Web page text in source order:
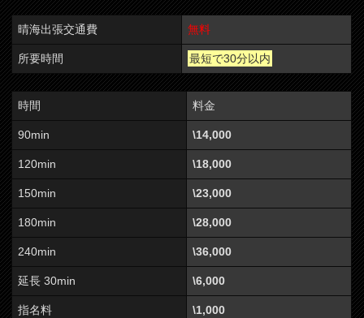
晴海出張交通費 無料
所要時間 最短で30分以内
時間 料金
90min \14,000
120min \18,000
150min \23,000
180min \28,000
240min \36,000
延長 30min \6,000
指名料 \1,000